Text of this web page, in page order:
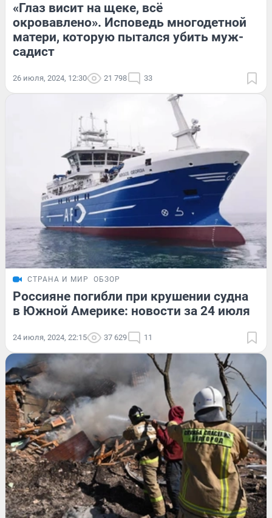
«Глаз висит на щеке, всё
окровавлено». Исповедь многодетной
матери, которую пытался убить муж-
садист
26 июля, 2024, 12:30 21 798 33
СТРАНА И МИР ОБЗОР
Россияне погибли при крушении судна
в Южной Америке: новости за 24 июля
24 июля, 2024, 22:15 37 629 11